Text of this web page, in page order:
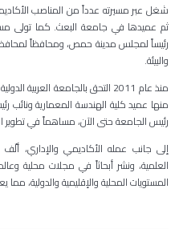
شغل عبر مسيرته عدداً من المناصب
ثم عميدها في جامعة البعث. كما تولى
رئيساً لمجلس مدينة حمص، ومحافظاً
والبيئة.
منذ عام 2011 التحق بالجامعة
منها عميد كلية الهندسة المعمارية ونائب
رئيس الجامعة حتى الآن،مساهماً في تطوير
إلى جانب عمله الأكاديمي والإداري،
العلمية، ونشر أبحاثاً في مجلات محلية
المستويات المحلية والإقليمية والدولية،